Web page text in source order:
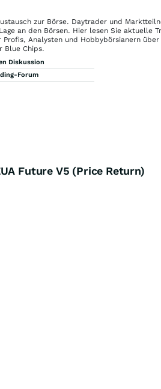
zur Börse. Daytrader und
an den Börsen. Hier lesen Sie aktuelle
Profis, Analysten und Hobbybörsianern
Blue Chips.
Diskussion
Forum
Future V5 (Price Return)